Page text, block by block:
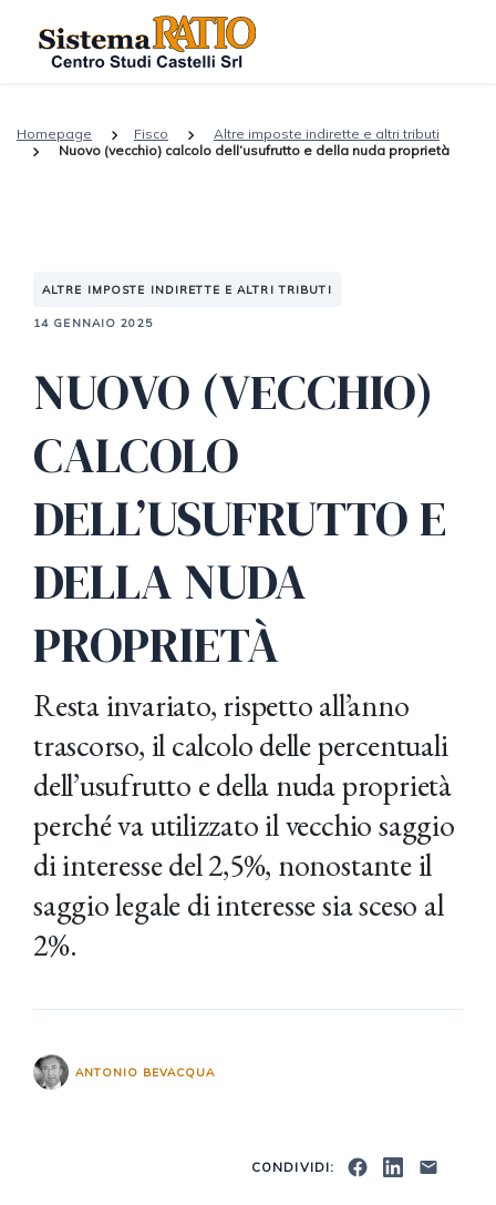
Homepage Fisco
Altre imposte indirette e altri tributi
Nuovo (vecchio) calcolo dell’usufrutto e della nuda proprietà
ALTRE IMPOSTE INDIRETTE E ALTRI TRIBUTI
14 GENNAIO 2025
NUOVO (VECCHIO)
CALCOLO
DELL’USUFRUTTO E
DELLA NUDA
PROPRIETÀ
Resta invariato, rispetto all’anno
trascorso, il calcolo delle percentuali
dell’usufrutto e della nuda proprietà
perché va utilizzato il vecchio saggio
di interesse del 2,5%, nonostante il
saggio legale di interesse sia sceso al
2%.
ANTONIO BEVACQUA
CONDIVIDI: